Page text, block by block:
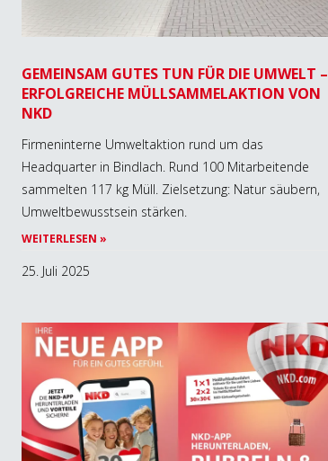
GEMEINSAM GUTES TUN FÜR DIE UMWELT –
ERFOLGREICHE MÜLLSAMMELAKTION VON
NKD
Firmeninterne Umweltaktion rund um das
Headquarter in Bindlach. Rund 100 Mitarbeitende
sammelten 117 kg Müll. Zielsetzung: Natur säubern,
Umweltbewusstsein stärken.
WEITERLESEN »
25. Juli 2025